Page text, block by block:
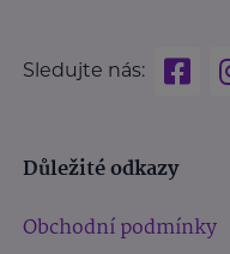
Sledujte nás:
Důležité odkazy
Obchodní podmínky